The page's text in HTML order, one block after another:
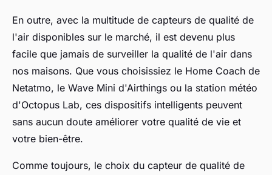
En outre, avec la multitude de capteurs de qualité de
l'air disponibles sur le marché, il est devenu plus
facile que jamais de surveiller la qualité de l'air dans
nos maisons. Que vous choisissiez le Home Coach de
Netatmo, le Wave Mini d'Airthings ou la station météo
d'Octopus Lab, ces dispositifs intelligents peuvent
sans aucun doute améliorer votre qualité de vie et
votre bien-être.
Comme toujours, le choix du capteur de qualité de